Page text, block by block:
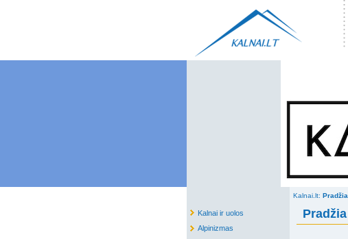
Kalnai.lt:Pradžia
Kalnai ir uolos
Alpinizmas
Pradžia